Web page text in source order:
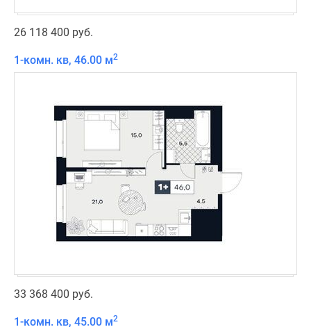
26 118 400 руб.
1-комн. кв, 46.00 м2
33 368 400 руб.
1-комн. кв, 45.00 м2